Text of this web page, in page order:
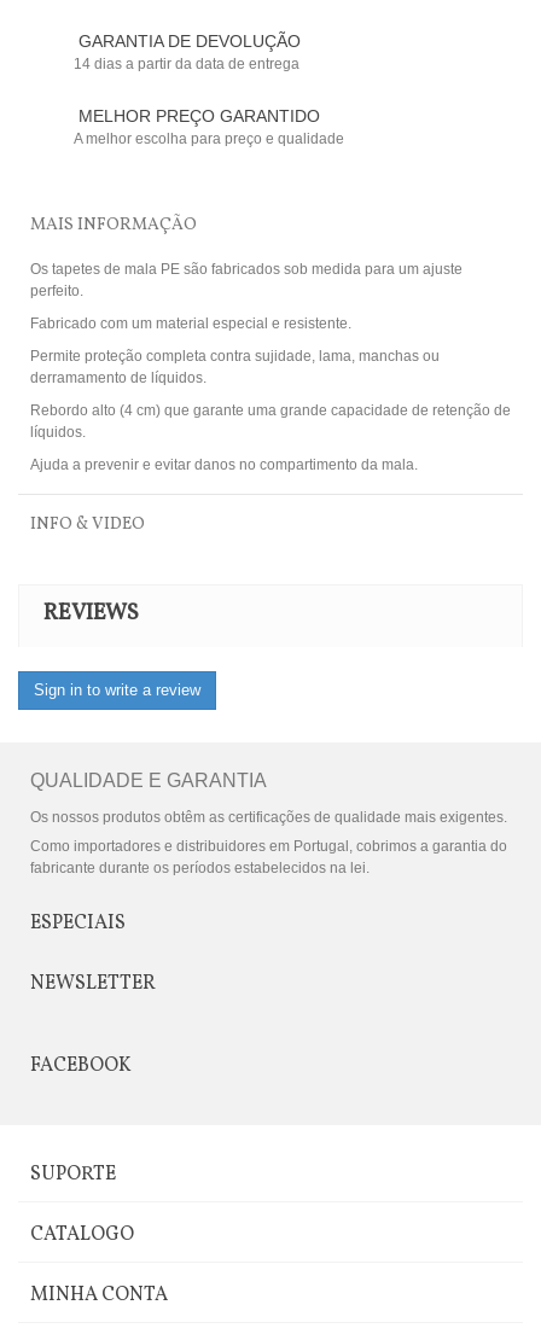
GARANTIA DE DEVOLUÇÃO
14 dias a partir da data de entrega
MELHOR PREÇO GARANTIDO
A melhor escolha para preço e qualidade
MAIS INFORMAÇÃO
Os tapetes de mala PE são fabricados sob medida para um ajuste
perfeito.
Fabricado com um material especial e resistente.
Permite proteção completa contra sujidade, lama, manchas ou
derramamento de líquidos.
Rebordo alto (4 cm) que garante uma grande capacidade de retenção de
líquidos.
Ajuda a prevenir e evitar danos no compartimento da mala.
INFO & VIDEO
REVIEWS
Sign in to write a review
QUALIDADE E GARANTIA
Os nossos produtos obtêm as certificações de qualidade mais exigentes.
Como importadores e distribuidores em Portugal, cobrimos a garantia do
fabricante durante os períodos estabelecidos na lei.
ESPECIAIS
NEWSLETTER
FACEBOOK
SUPORTE
CATALOGO
MINHA CONTA